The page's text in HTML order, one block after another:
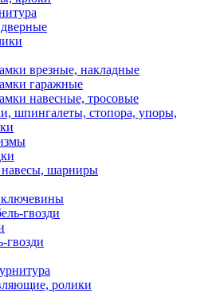
врезные, накладные
гаражные
навесные, тросовые
шпингалеты, стопора, упоры,
шарниры
гвозди
гвозди
ролики